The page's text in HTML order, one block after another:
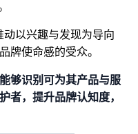
以兴趣与发现为导向
牌使命感的受众。
够识别可为其产品与服
者，提升品牌认知度，